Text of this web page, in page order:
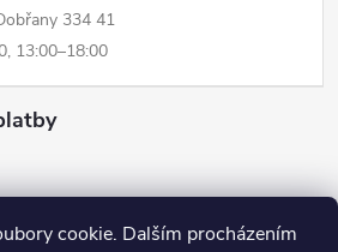
cookie. Dalším procházením
334 41
13:00–18:00